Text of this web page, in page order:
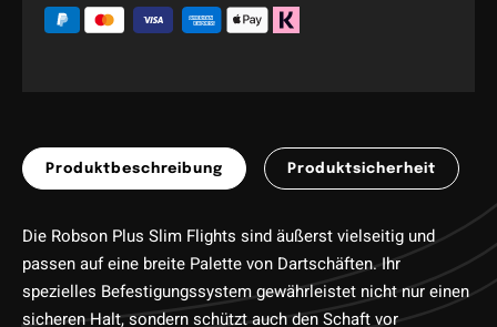
Produktbeschreibung Produktsicherheit
Die Robson Plus Slim Flights sind äußerst vielseitig und
passen auf eine breite Palette von Dartschäften. Ihr
spezielles Befestigungssystem gewährleistet nicht nur einen
sicheren Halt, sondern schützt auch den Schaft vor